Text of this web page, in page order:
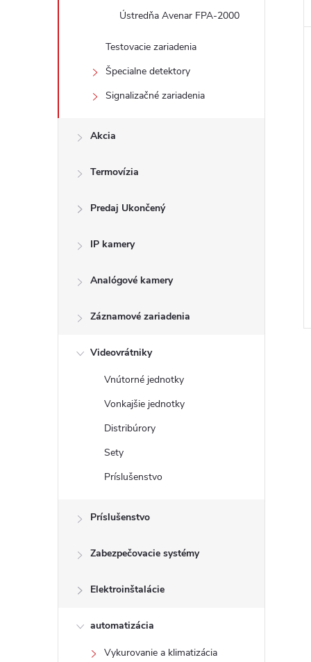
Ústredňa Avenar FPA-2000
Testovacie zariadenia
Špecialne detektory
Signalizačné zariadenia
Akcia
Termovízia
Predaj Ukončený
IP kamery
Analógové kamery
Záznamové zariadenia
Videovrátniky
Vnútorné jednotky
Vonkajšie jednotky
Distribúrory
Sety
Príslušenstvo
Príslušenstvo
Zabezpečovacie systémy
Elektroinštalácie
automatizácia
Vykurovanie a klimatizácia
i